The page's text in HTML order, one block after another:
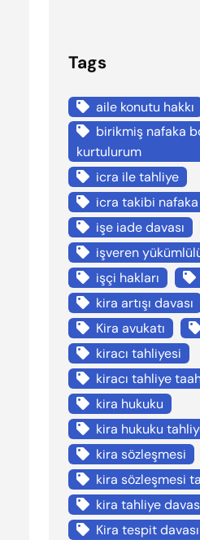
Tags
aile konutu hakkı
birikmiş nafaka
kurtulurum
icra ile tahliye
icra takibi nafaka
işe iade davası
işveren
işçi hakları
kira artışı davası
Kira avukatı
kiracı tahliyesi
kiracı tahliye
kira hukuku
kira hukuku
kira sözleşmesi
kira sözleşmesi
kira tahliye
Kira tespit davası